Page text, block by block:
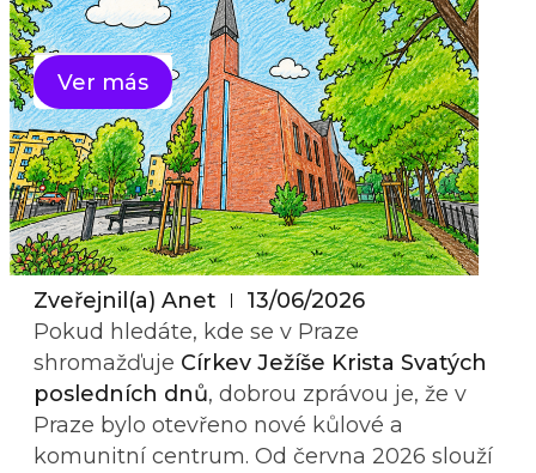
Search
Ver más
Zveřejnil(a) Anet
13/06/2026
Pokud hledáte, kde se v Praze
shromažďuje Církev Ježíše Krista Svatých
posledních dnů, dobrou zprávou je, že v
Praze bylo otevřeno nové kůlové a
komunitní centrum. Od června 2026 slouží